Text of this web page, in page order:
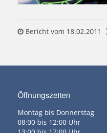
Bericht vom 18.02.2011
Öffnungszeiten
Montag bis Donnerstag
08:00 bis 12:00 Uhr